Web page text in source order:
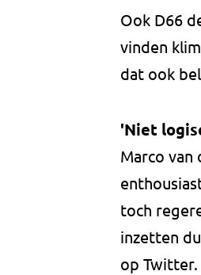
Ook D66
vinden
dat ook
'Niet
Marco van
toch
inzetten
op Twitter.